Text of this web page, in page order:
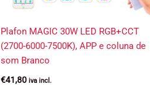
Plafon MAGIC 30W LED RGB+CCT
(2700-6000-7500K), APP e coluna de
som Branco
€41,80 iva incl.